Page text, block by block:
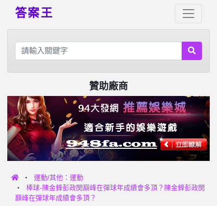
答案王
贊助廠商
運動/其他：運動
棒球-陳金鋒彭政閔巔峰在彈球年成績會多頂？陳金鋒彭政閔
巔峰在彈球年成績會多頂？